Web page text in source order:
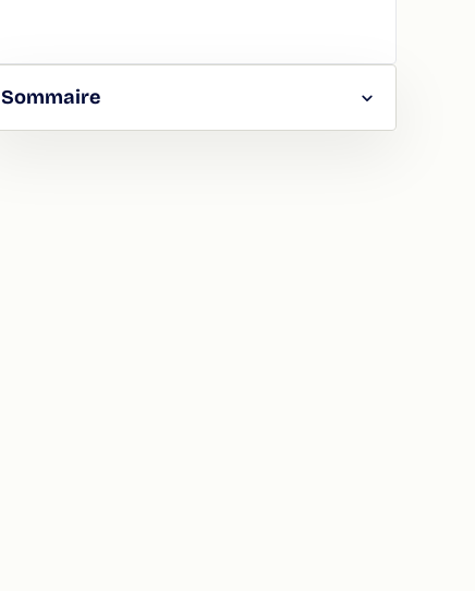
Sommaire